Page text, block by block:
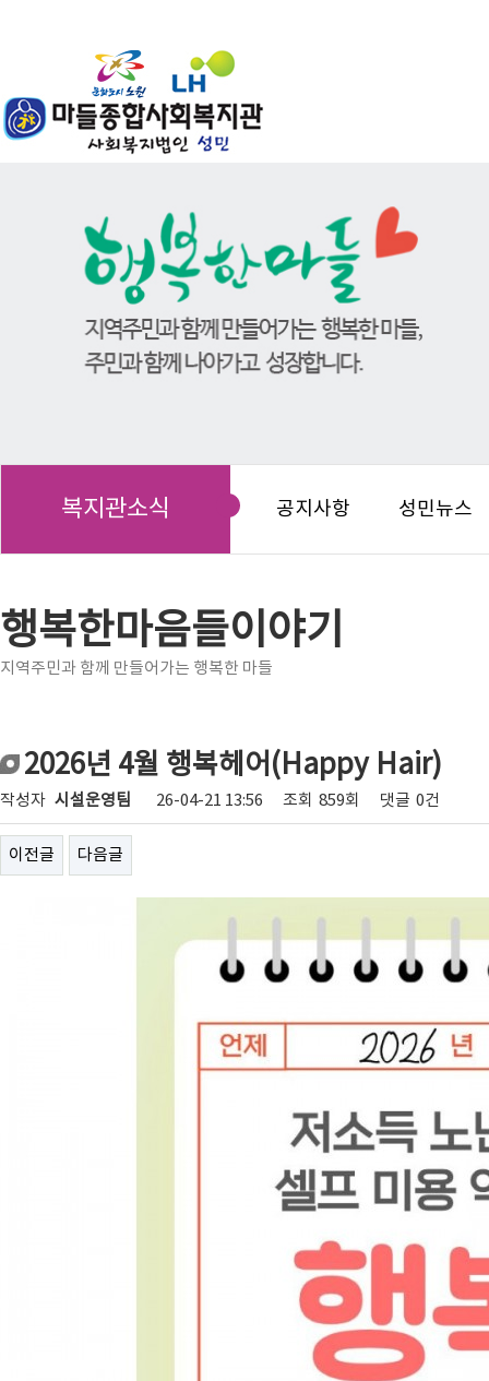
복지관소식 공지사항 성민뉴스
행복한마음들이야기
지역주민과 함께 만들어가는 행복한 마들
2026년 4월 행복헤어(Happy Hair)
작성자 시설운영팀 26-04-21 13:56 조회 859회 댓글 0건
이전글 다음글